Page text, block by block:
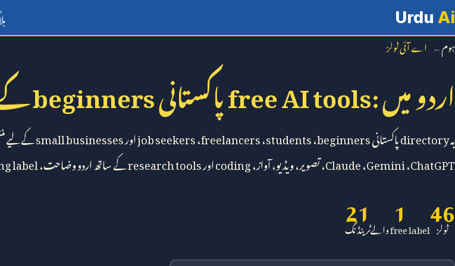
Urdu Ai
ہوم اے آئی ٹولز
اردو میںfree AI tools:پاکستانیbeginners
یہdirectoryپاکستانیbeginners،students،freelancers،job seekersاورsmall businessesکے لیے
ChatGPT،Gemini،Claude، تصویر، ویڈیو، آواز،codingاورresearch toolsکے ساتھ اردو وضاحت،label
46
ٹولز 1
free labelوالے21
ٹرینڈنگ